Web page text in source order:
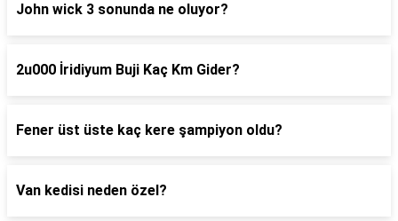
John wick 3 sonunda ne oluyor?
2u000 İridiyum Buji Kaç Km Gider?
Fener üst üste kaç kere şampiyon oldu?
Van kedisi neden özel?